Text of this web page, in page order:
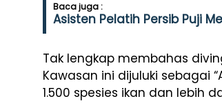
Baca juga :
Asisten Pelatih Persib Puji
Tak lengkap membahas
Kawasan ini dijuluki sebagai
1.500 spesies ikan dan lebih